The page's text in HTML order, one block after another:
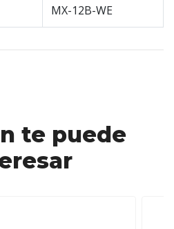
MX-12B-WE
te puede